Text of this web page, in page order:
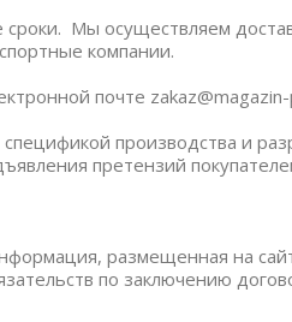
сроки. Мы осуществляем
компании.
почте zakaz@magazin-
производства и
претензий
размещенная на
по заключению